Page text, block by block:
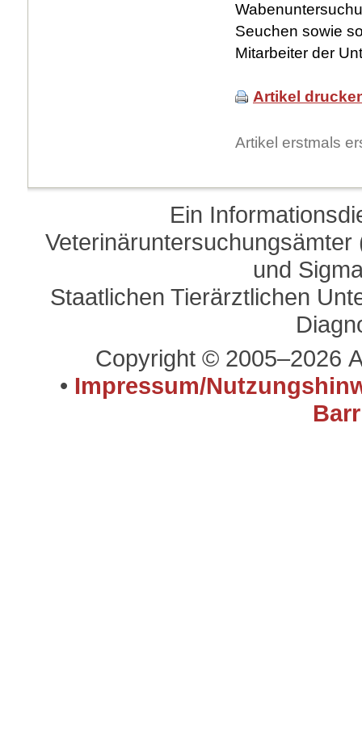
Seuchen sowie
Mitarbeiter der
Artikel
Artikel erstmals
Ein
und
Staatlichen Tierärztlichen
Copyright © 2005–2026
• Impressum/